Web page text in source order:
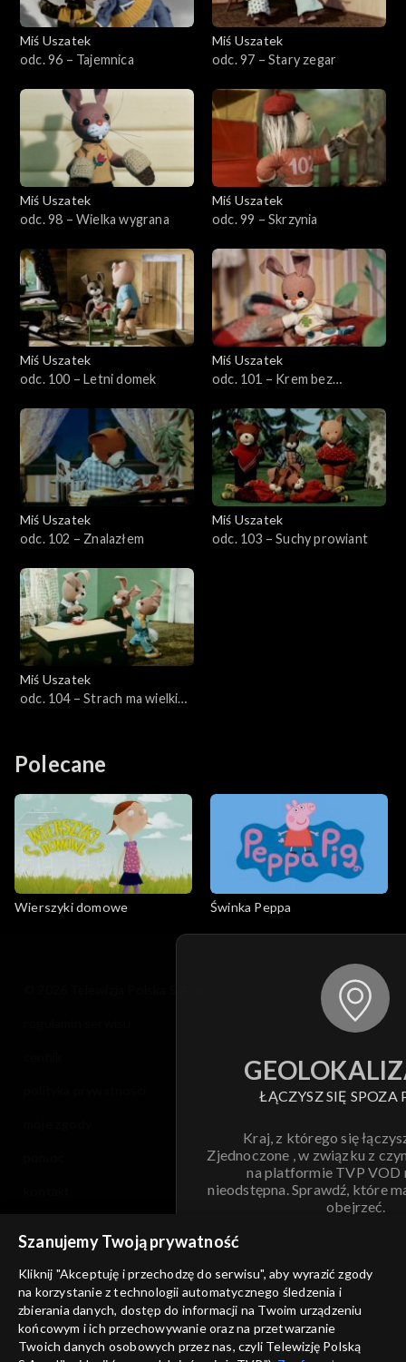
Miś Uszatek
odc. 96 – Tajemnica
Miś Uszatek
odc. 97 – Stary zegar
Miś Uszatek
odc. 98 – Wielka wygrana
Miś Uszatek
odc. 99 – Skrzynia
Miś Uszatek
odc. 100 – Letni domek
Miś Uszatek
odc. 101 – Krem bez
Miś Uszatek
odc. 102 – Znalazłem
Miś Uszatek
odc. 103 – Suchy prowiant
Miś Uszatek
odc. 104 – Strach ma wielkie
Polecane
Wierszyki domowe Świnka Peppa
ŁĄCZYSZ SIĘ SPOZA
Kraj, z którego się
Zjednoczone , w związku z
na platformie TVP VOD
nieodstępna. Sprawdź, które
obejrzeć.
ANULUJ
informacje o dostawcy usług
Szanujemy Twoją prywatność
Kliknij "Akceptuję i przechodzę do serwisu", aby wyrazić zgody
na korzystanie z technologii automatycznego śledzenia i
zbierania danych, dostęp do informacji na Twoim urządzeniu
końcowym i ich przechowywanie oraz na przetwarzanie
Twoich danych osobowych przez nas, czyli Telewizję Polską